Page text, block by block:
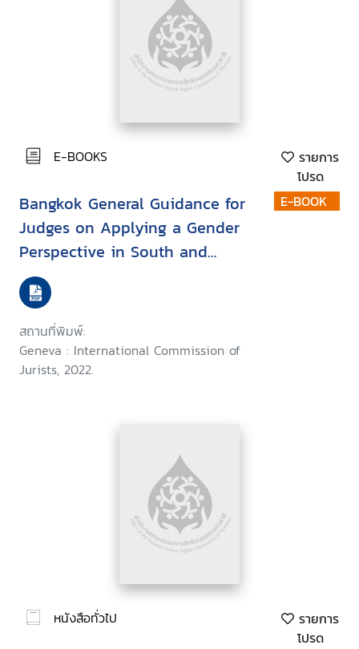
E-BOOKS
รายการ
โปรด
Bangkok General Guidance for
Judges on Applying a Gender
Perspective in South and
Southeast Asia
สถานที่พิมพ์:
Geneva : International Commission of
Jurists, 2022.
E-BOOK
หนังสือทั่วไป
รายการ
โปรด